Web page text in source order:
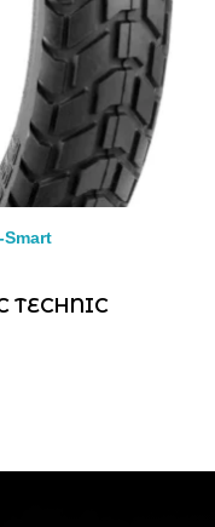
Smart
TECHNIC